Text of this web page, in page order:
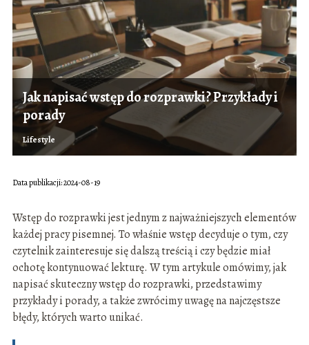
Jak napisać wstęp do rozprawki? Przykłady i
porady
Lifestyle
Data publikacji: 2024-08-19
Wstęp do rozprawki jest jednym z najważniejszych elementów
każdej pracy pisemnej. To właśnie wstęp decyduje o tym, czy
czytelnik zainteresuje się dalszą treścią i czy będzie miał
ochotę kontynuować lekturę. W tym artykule omówimy, jak
napisać skuteczny wstęp do rozprawki, przedstawimy
przykłady i porady, a także zwrócimy uwagę na najczęstsze
błędy, których warto unikać.